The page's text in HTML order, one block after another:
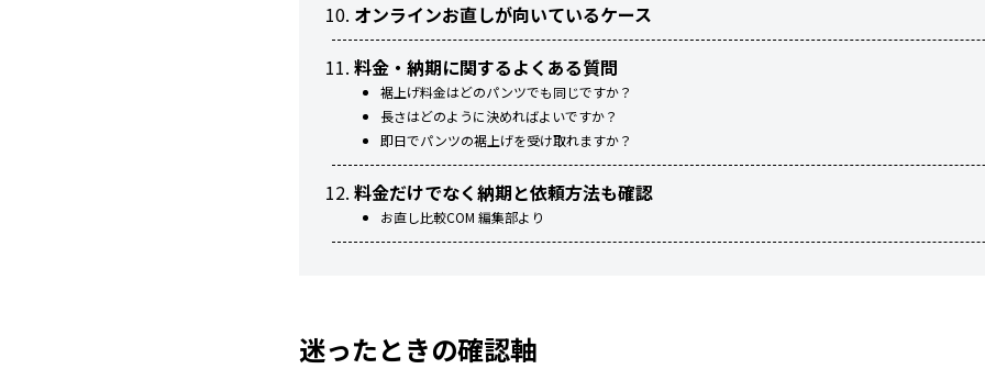
オンラインお直しが向いているケース
料金・納期に関するよくある質問
裾上げ料金はどのパンツでも同じですか？
長さはどのように決めればよいですか？
即日でパンツの裾上げを受け取れますか？
料金だけでなく納期と依頼方法も確認
お直し比較COM 編集部より
迷ったときの確認軸